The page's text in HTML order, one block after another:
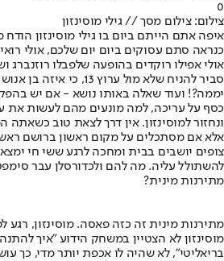
0
צילום: צילום מסך // גילי מוסינזון
איפה אתם הייתם ביום בו גילי מוסינזון הודח
כנראה סתם עסוקים ביום יום שלכם, אולי
אולי אפילו רוקדים בהופעה שלפבלו רוזנברג
סביר להניח שלא מול ערוץ
יממה?! ועוד שאלה באותו נושא - אם יש
כסף על עריכה, למה מונעים מהם לעשות את
ונחזור למוסינזון. אין דרך לצאת טוב
אלא אם מסתכלים על מקום ראשון ברושם
צופים יושבים בבית ומחכה לרגע ששי חי
להשתולל עליה. מה להם ולכדורסלן עבר
מתירנות מינית?
מתירנות מינית זה כזה פאסה. מוסינזון,
מוסינזון לא הצטיין במשחק הידוע "איך
בריאליטי", לא שהיה לו אכפת יותר מדי, כך